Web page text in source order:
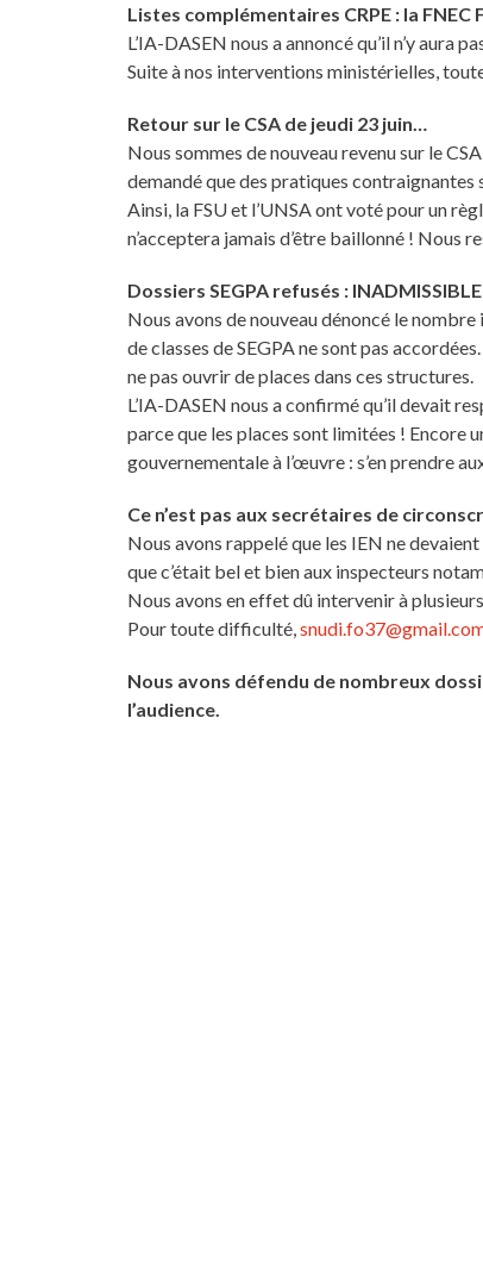
Listes complémentaires CRPE : la
L’IA-DASEN nous a annoncé qu’il n’y aura
Suite à nos interventions ministérielles,
Retour sur le CSA de jeudi 23 juin…
Nous sommes de nouveau revenu sur le
demandé que des pratiques contraignantes
Ainsi, la FSU et l’UNSA ont voté pour un
n’acceptera jamais d’être baillonné ! Nous
Dossiers SEGPA refusés :
Nous avons de nouveau dénoncé le
de classes de SEGPA ne sont pas
ne pas ouvrir de places dans ces structures.
L’IA-DASEN nous a confirmé qu’il devait
parce que les places sont limitées ! Encore
gouvernementale à l’œuvre : s’en prendre
Ce n’est pas aux secrétaires de
Nous avons rappelé que les IEN ne
que c’était bel et bien aux inspecteurs
Nous avons en effet dû intervenir à
Pour toute difficulté,
Nous avons défendu de nombreux
l’audience.